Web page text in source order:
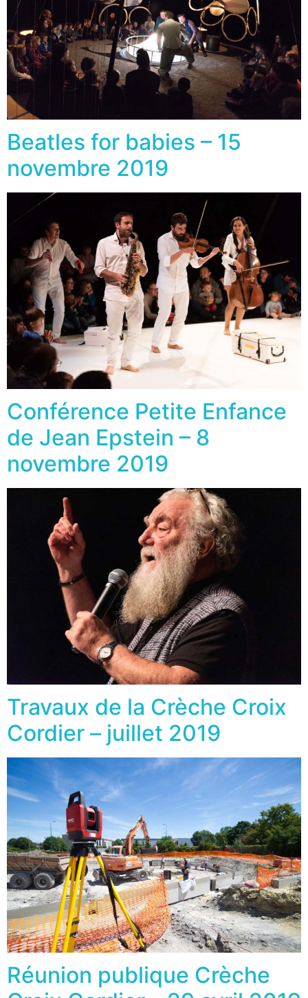
Beatles for babies – 15
novembre 2019
Conférence Petite Enfance
de Jean Epstein – 8
novembre 2019
Travaux de la Crèche Croix
Cordier – juillet 2019
Réunion publique Crèche